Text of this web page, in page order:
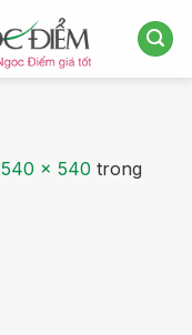
540 × 540 trong